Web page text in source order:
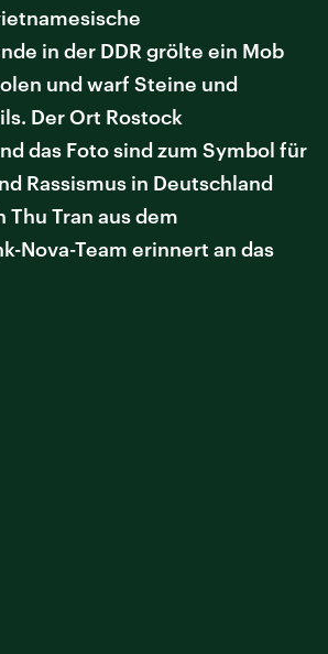
in der DDR grölte ein Mob
und warf Steine und
Der Ort Rostock
das Foto sind zum Symbol für
Rassismus in Deutschland
Tran aus dem
Nova-Team erinnert an das